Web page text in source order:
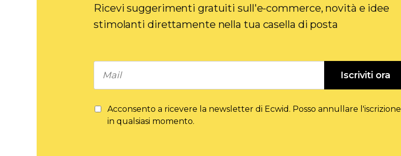
Ricevi suggerimenti gratuiti sull'e-commerce, novità e idee
stimolanti direttamente nella tua casella di posta
Iscriviti ora
Acconsento a ricevere la newsletter di Ecwid. Posso annullare l'iscrizione
in qualsiasi momento.